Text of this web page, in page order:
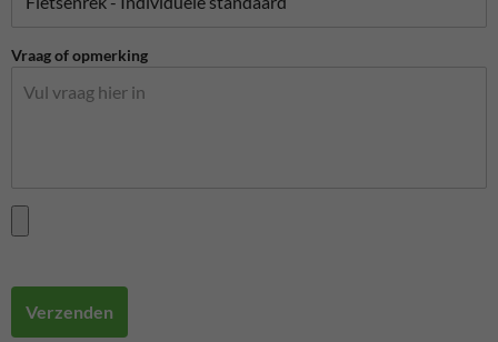
Vraag of opmerking
Verzenden